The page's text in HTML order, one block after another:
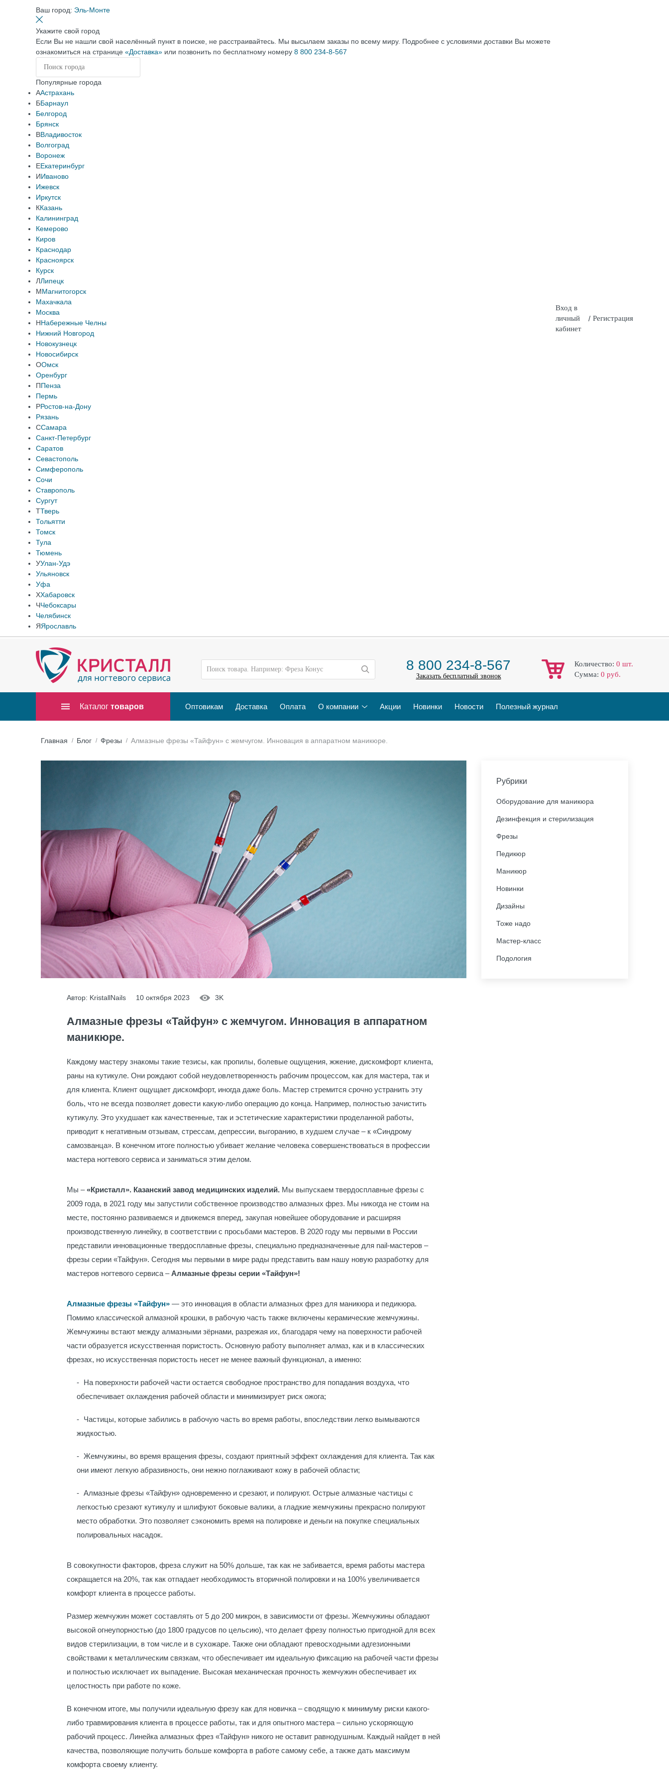
Ваш город: Эль-Монте
Укажите свой город
Если Вы не нашли свой населённый пункт в поиске, не расстраивайтесь. Мы высылаем заказы по всему миру. Подробнее с условиями доставки Вы можете
ознакомиться на странице «Доставка» или позвонить по бесплатному номеру 8 800 234-8-567
Популярные города
ААстрахань
ББарнаул
Белгород
Брянск
ВВладивосток
Волгоград
Воронеж
ЕЕкатеринбург
ИИваново
Ижевск
Иркутск
ККазань
Калининград
Кемерово
Киров
Краснодар
Красноярск
Курск
ЛЛипецк
ММагнитогорск
Махачкала
Москва
ННабережные Челны
Нижний Новгород
Новокузнецк
Новосибирск
ООмск
Оренбург
ППенза
Пермь
РРостов-на-Дону
Рязань
ССамара
Санкт-Петербург
Саратов
Севастополь
Симферополь
Сочи
Ставрополь
Сургут
ТТверь
Тольятти
Томск
Тула
Тюмень
УУлан-Удэ
Ульяновск
Уфа
ХХабаровск
ЧЧебоксары
Челябинск
ЯЯрославль
Вход в
личный
кабинет
/ Регистрация
8 800 234-8-567
Заказать бесплатный звонок
Количество: 0 шт.
Cумма: 0 руб.
Каталог товаров Оптовикам Доставка Оплата О компании Акции Новинки Новости Полезный журнал
Главная Блог Фрезы Алмазные фрезы «Тайфун» с жемчугом. Инновация в аппаратном маникюре.
Автор: KristallNails 10 октября 2023 3K
Алмазные фрезы «Тайфун» с жемчугом. Инновация в аппаратном
маникюре.
Каждому мастеру знакомы такие тезисы, как пропилы, болевые ощущения, жжение, дискомфорт клиента,
раны на кутикуле. Они рождают собой неудовлетворенность рабочим процессом, как для мастера, так и
для клиента. Клиент ощущает дискомфорт, иногда даже боль. Мастер стремится срочно устранить эту
боль, что не всегда позволяет довести какую-либо операцию до конца. Например, полностью зачистить
кутикулу. Это ухудшает как качественные, так и эстетические характеристики проделанной работы,
приводит к негативным отзывам, стрессам, депрессии, выгоранию, в худшем случае – к «Синдрому
самозванца». В конечном итоге полностью убивает желание человека совершенствоваться в профессии
мастера ногтевого сервиса и заниматься этим делом.
Мы –«Кристалл». Казанский завод медицинских изделий. Мы выпускаем твердосплавные фрезы с
2009 года, в 2021 году мы запустили собственное производство алмазных фрез. Мы никогда не стоим на
месте, постоянно развиваемся и движемся вперед, закупая новейшее оборудование и расширяя
производственную линейку, в соответствии с просьбами мастеров. В 2020 году мы первыми в России
представили инновационные твердосплавные фрезы, специально предназначенные для nail-мастеров –
фрезы серии «Тайфун». Сегодня мы первыми в мире рады представить вам нашу новую разработку для
мастеров ногтевого сервиса –Алмазные фрезы серии «Тайфун»!
Алмазные фрезы «Тайфун» — это инновация в области алмазных фрез для маникюра и педикюра.
Помимо классической алмазной крошки, в рабочую часть также включены керамические жемчужины.
Жемчужины встают между алмазными зёрнами, разрежая их, благодаря чему на поверхности рабочей
части образуется искусственная пористость. Основную работу выполняет алмаз, как и в классических
фрезах, но искусственная пористость несет не менее важный функционал, а именно:
На поверхности рабочей части остается свободное пространство для попадания воздуха, что
обеспечивает охлаждения рабочей области и минимизирует риск ожога;
Частицы, которые забились в рабочую часть во время работы, впоследствии легко вымываются
жидкостью.
Жемчужины, во время вращения фрезы, создают приятный эффект охлаждения для клиента. Так как
они имеют легкую абразивность, они нежно поглаживают кожу в рабочей области;
Алмазные фрезы «Тайфун» одновременно и срезают, и полируют. Острые алмазные частицы с
легкостью срезают кутикулу и шлифуют боковые валики, а гладкие жемчужины прекрасно полируют
место обработки. Это позволяет сэкономить время на полировке и деньги на покупке специальных
полировальных насадок.
В совокупности факторов, фреза служит на 50% дольше, так как не забивается, время работы мастера
сокращается на 20%, так как отпадает необходимость вторичной полировки и на 100% увеличивается
комфорт клиента в процессе работы.
Размер жемчужин может составлять от 5 до 200 микрон, в зависимости от фрезы. Жемчужины обладают
высокой огнеупорностью (до 1800 градусов по цельсию), что делает фрезу полностью пригодной для всех
видов стерилизации, в том числе и в сухожаре. Также они обладают превосходными адгезионными
свойствами к металлическим связкам, что обеспечивает им идеальную фиксацию на рабочей части фрезы
и полностью исключает их выпадение. Высокая механическая прочность жемчужин обеспечивает их
целостность при работе по коже.
В конечном итоге, мы получили идеальную фрезу как для новичка – сводящую к минимуму риски какого-
либо травмирования клиента в процессе работы, так и для опытного мастера – сильно ускоряющую
рабочий процесс. Линейка алмазных фрез «Тайфун» никого не оставит равнодушным. Каждый найдет в ней
качества, позволяющие получить больше комфорта в работе самому себе, а также дать максимум
комфорта своему клиенту.
Рубрики
Оборудование для маникюра
Дезинфекция и стерилизация
Фрезы
Педикюр
Маникюр
Новинки
Дизайны
Тоже надо
Мастер-класс
Подология